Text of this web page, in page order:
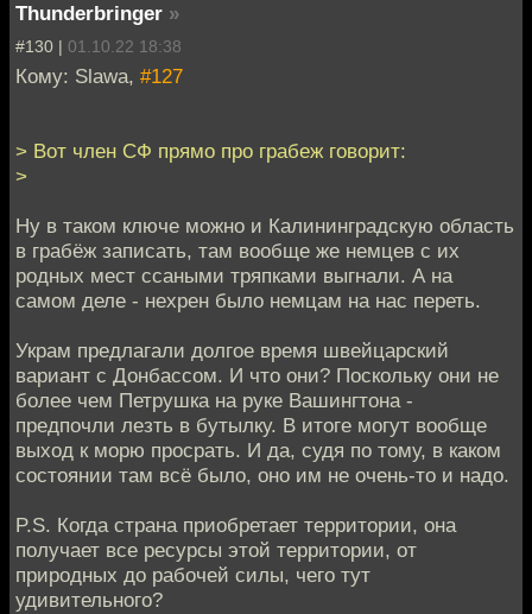
Thunderbringer »
#130 | 01.10.22 18:38
Кому: Slawa, #127
> Вот член СФ прямо про грабеж говорит:
>
Ну в таком ключе можно и Калининградскую область
в грабёж записать, там вообще же немцев с их
родных мест ссаными тряпками выгнали. А на
самом деле - нехрен было немцам на нас переть.
Украм предлагали долгое время швейцарский
вариант с Донбассом. И что они? Поскольку они не
более чем Петрушка на руке Вашингтона -
предпочли лезть в бутылку. В итоге могут вообще
выход к морю просрать. И да, судя по тому, в каком
состоянии там всё было, оно им не очень-то и надо.
P.S. Когда страна приобретает территории, она
получает все ресурсы этой территории, от
природных до рабочей силы, чего тут
удивительного?